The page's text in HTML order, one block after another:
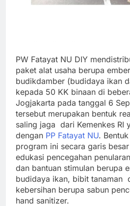
PW Fatayat NU DIY
paket alat usaha berupa
budikdamber (budidaya ikan
kepada 50 KK binaan di
Jogjakarta pada tanggal 6
tersebut merupakan bentuk
saling jaga dari Kemenkes RI
dengan PP Fatayat NU.
program ini secara garis
edukasi pencegahan
dan bantuan stimulan berupa
budidaya ikan, bibit tanaman
kebersihan berupa sabun
hand sanitizer.